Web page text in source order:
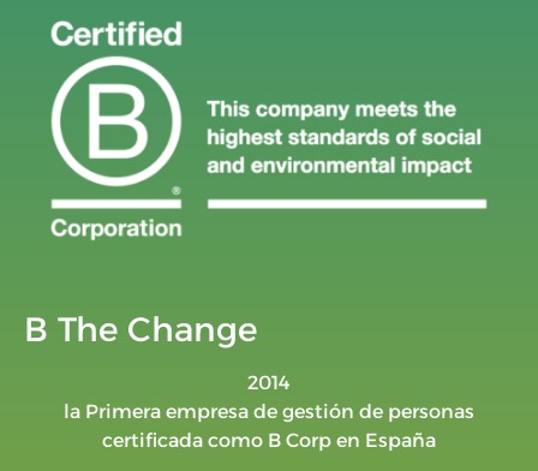
B The Change
2014
la Primera empresa de gestión de personas
certificada como B Corp en España